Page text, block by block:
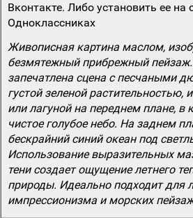
Вконтакте. Либо установить ее на
Одноклассниках
Живописная картина маслом,
безмятежный прибрежный
запечатлена сцена с песчаными
густой зеленой растительностью,
или лагуной на переднем плане, в
чистое голубое небо. На заднем
бескрайний синий океан под
Использование выразительных
тени создает ощущение летнего
природы. Идеально подходит для
импрессионизма и морских